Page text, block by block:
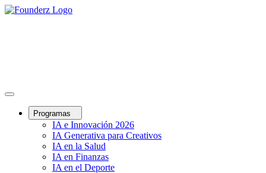
Programas
IA e Innovación 2026
IA Generativa para Creativos
IA en la Salud
IA en Finanzas
IA en el Deporte